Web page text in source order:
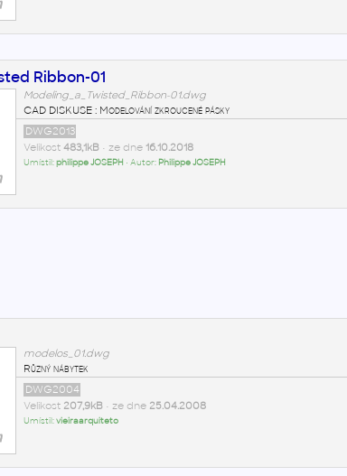
Ribbon-01
Modeling_a_Twisted_Ribbon-01.dwg
CAD DISKUSE : Modelování zkroucené pásky
DWG2013
Velikost 483,1kB• ze dne 16.10.2018
Umístil:philippe JOSEPH • Autor: Philippe JOSEPH
modelos_01.dwg
Různý nábytek
DWG2004
Velikost 207,9kB• ze dne 25.04.2008
Umístil:vieiraarquiteto